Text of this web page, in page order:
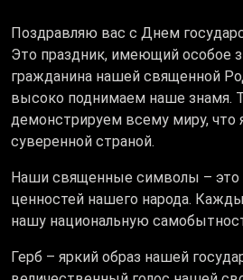
​Поздравляю вас с Днем
Это праздник, имеющий особое
гражданина нашей священной
высоко поднимаем наше
демонстрируем всему миру, что
суверенной страной.
Наши священные символы – это
ценностей нашего народа.
нашу национальную
Герб – яркий образ нашей